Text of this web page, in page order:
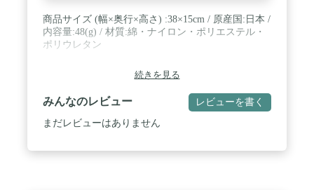
ため、中性洗剤で簡単に洗濯して繰り返しご利用し
て頂けます。 ✔🚫【注意点】漂白剤、アイロン、ド
ライクリーニング、タンブラー乾燥は使用しないで
濯機に入れると引っ張られて生地が伸びる可能性が
粘着力が落ちる可能性があるので、長くご利用頂く
には、手洗いがおすすめになります。 / ✅５【 商品
仕様 】 ●サイズ：フリーサイズ、調整可能 ●長さ：
意ください！ 】 最近、ご購入して頂いたお客様か
商品サイズ (幅×奥行×高さ) :38×15cm / 原産国:日本 /
内容量:48(g) / 材質:綿・ナイロン・ポリエステル・
ポリウレタン
続きを見る
みんなのレビュー レビューを書く
まだレビューはありません